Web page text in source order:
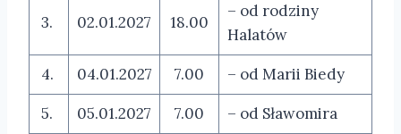
3. 02.01.2027 18.00
– od rodziny
Halatów
4.
04.01.2027 7.00
– od Marii Biedy
5.
05.01.2027 7.00 – od Sławomira